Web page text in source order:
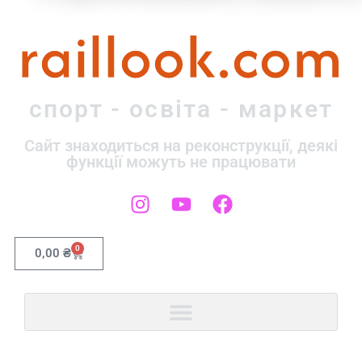
raillook.com
спорт - освіта - маркет
Сайт знаходиться на реконструкції, деякі
функції можуть не працювати
0,00 ₴ 0